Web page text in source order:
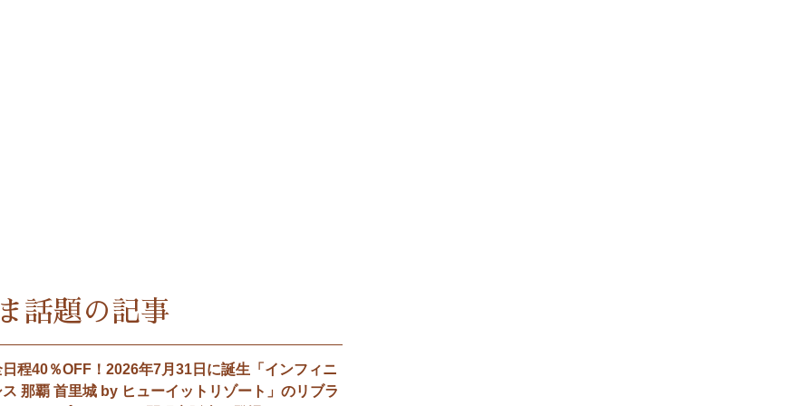
話題の記事
日程40％OFF！2026年7月31日に誕生「インフィニ
ス 那覇 首里城 by ヒューイットリゾート」のリブラ